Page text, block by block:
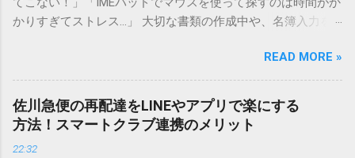
かりすぎてストレス…」 大切な書類の作成中や、名簿入力を
てしまいますよね。多くの人が「IMEパッド（手書き入力）」
を使いますが、実はマウスで一画ずつ書くのは非効率です
し、似た漢字が多すぎて結局見つからないことも少なくあり
ません。 そこで今回は、IMEパッドを使わずに、特定のコー
ドを打ち込むだけで一瞬で旧字や外字、特殊記号を呼び出す
「文字コード入力」のテクニックを詳しく解説します。 この
READ MORE »
佐川急便の再配達をLINEやアプリで楽にする
方法！スマートクラブ連携のメリット
22:32